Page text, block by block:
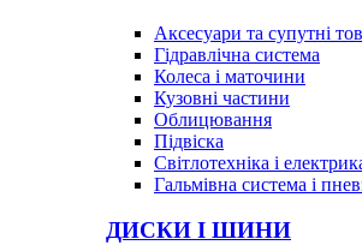
Аксесуари та супутні
Гідравлічна система
Колеса і маточини
Кузовні частини
Облицювання
Підвіска
Світлотехніка і
Гальмівна система і
ДИСКИ І ШИНИ